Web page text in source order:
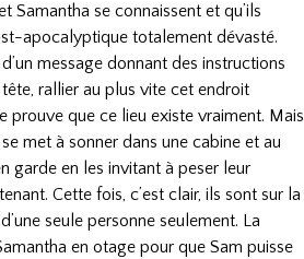
Samantha se connaissent et qu’ils
apocalyptique totalement dévasté.
message donnant des instructions
tête, rallier au plus vite cet endroit
prouve que ce lieu existe vraiment. Mais
met à sonner dans une cabine et au
garde en les invitant à peser leur
Cette fois, c’est clair, ils sont sur la
seule personne seulement. La
en otage pour que Sam puisse